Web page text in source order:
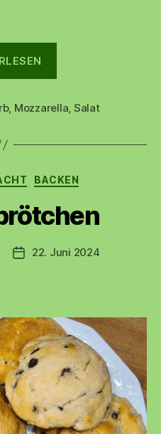
im
, Mozzarella, Salat
Kategorien
BACKEN
Beitragsdatum
22. Juni 2024